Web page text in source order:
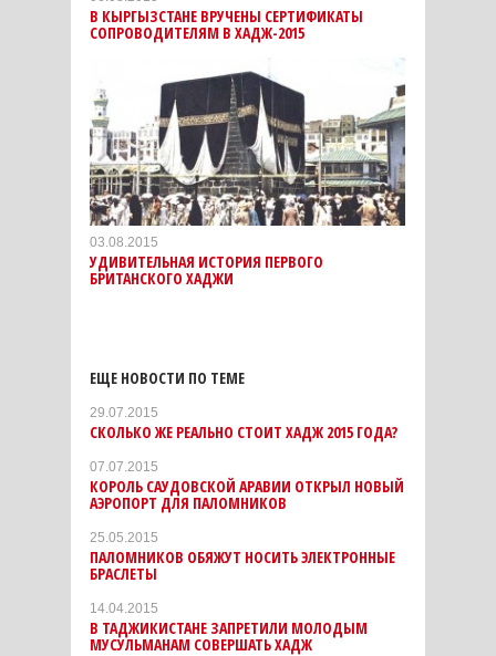
В КЫРГЫЗСТАНЕ ВРУЧЕНЫ СЕРТИФИКАТЫ
СОПРОВОДИТЕЛЯМ В ХАДЖ-2015
03.08.2015
УДИВИТЕЛЬНАЯ ИСТОРИЯ ПЕРВОГО
БРИТАНСКОГО ХАДЖИ
ЕЩЕ НОВОСТИ ПО ТЕМЕ
29.07.2015
СКОЛЬКО ЖЕ РЕАЛЬНО СТОИТ ХАДЖ 2015 ГОДА?
07.07.2015
КОРОЛЬ САУДОВСКОЙ АРАВИИ ОТКРЫЛ НОВЫЙ
АЭРОПОРТ ДЛЯ ПАЛОМНИКОВ
25.05.2015
ПАЛОМНИКОВ ОБЯЖУТ НОСИТЬ ЭЛЕКТРОННЫЕ
БРАСЛЕТЫ
14.04.2015
В ТАДЖИКИСТАНЕ ЗАПРЕТИЛИ МОЛОДЫМ
МУСУЛЬМАНАМ СОВЕРШАТЬ ХАДЖ